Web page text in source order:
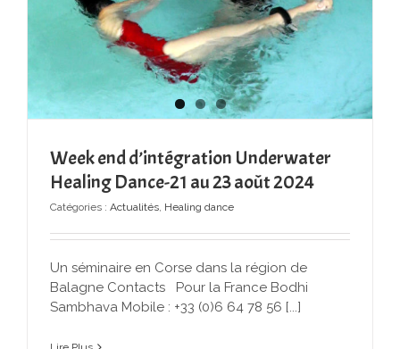
Week end d’intégration Underwater
Healing Dance-21 au 23 août 2024
Catégories : Actualités, Healing dance
Un séminaire en Corse dans la région de
Balagne Contacts Pour la France Bodhi
Sambhava Mobile : +33 (0)6 64 78 56 [...]